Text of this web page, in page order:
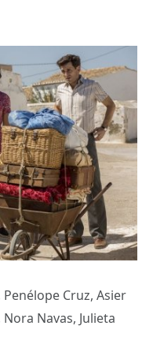
Cruz, Asier
Navas, Julieta